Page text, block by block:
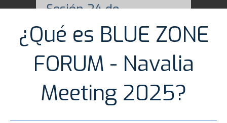
Sesión 24 de
septiembre de 2025
Sesión 25 de
septiembre de 2025
Sesión 26 de
septiembre de 2025
¿Qué es BLUE ZONE
FORUM - Navalia
Meeting 2025?